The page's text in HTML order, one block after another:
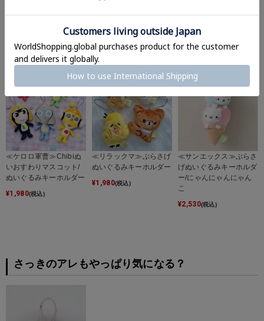
ォンストラップ
¥2,189 (税込)
≪ケロロ軍曹≫Chibiぬ
いおすわりマスコット/
ぬいぐるみキーホルダー
¥1,980(税込)
≪リラックマ≫ぶらさげ
ぬいぐるみキーホルダー
¥1,980(税込)
≪サンエックス≫ぶらさ
げぬいぐるみキーホルダ
ー/にゃんにゃんにゃん
こ
¥2,530(税込)
さっきのアレもやっぱり気になる？